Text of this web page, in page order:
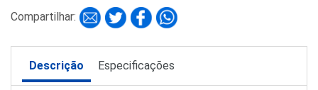
Compartilhar:
Descrição Especificações